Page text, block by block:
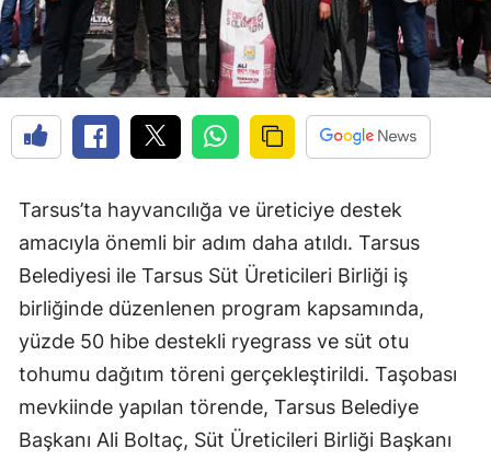
Tarsus’ta hayvancılığa ve üreticiye destek
amacıyla önemli bir adım daha atıldı. Tarsus
Belediyesi ile Tarsus Süt Üreticileri Birliği iş
birliğinde düzenlenen program kapsamında,
yüzde 50 hibe destekli ryegrass ve süt otu
tohumu dağıtım töreni gerçekleştirildi. Taşobası
mevkiinde yapılan törende, Tarsus Belediye
Başkanı Ali Boltaç, Süt Üreticileri Birliği Başkanı